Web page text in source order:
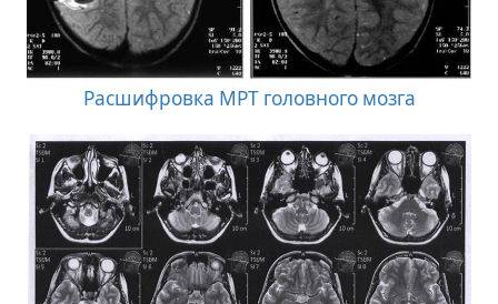
Расшифровка МРТ головного мозга